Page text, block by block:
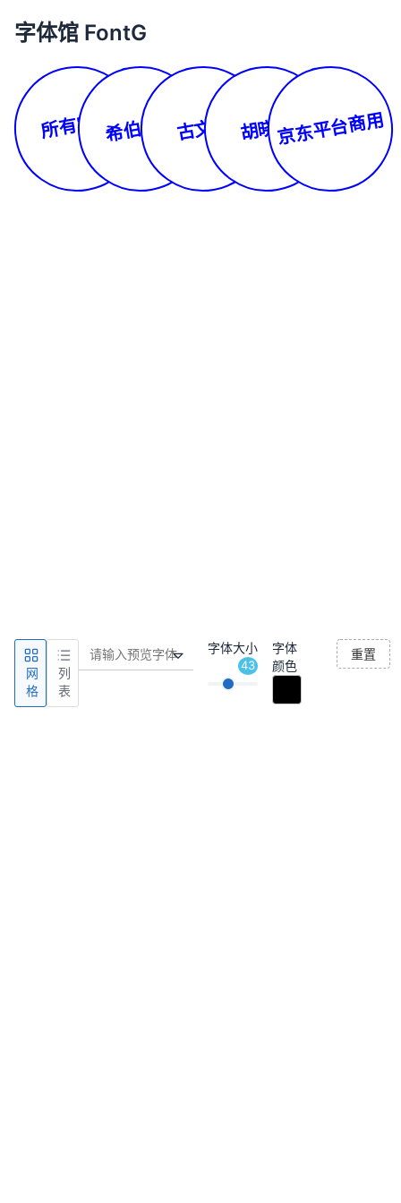
字体馆 FontG
所有字体希伯来文古文体 胡晓波京东平台商用
网
格
列
表
字体大小
43
字体
颜色
重置